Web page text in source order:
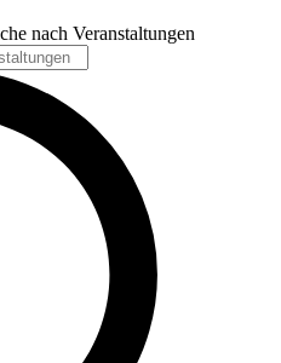
nach Veranstaltungen